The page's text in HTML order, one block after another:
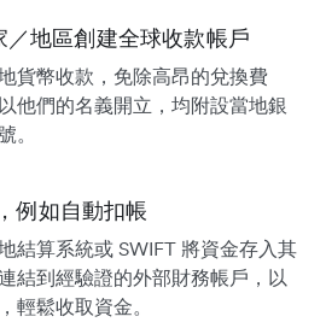
／地區創建全球收款帳戶
貨幣收款，免除高昂的兌換費
他們的名義開立，均附設當地銀
。
例如自動扣帳
結算系統或 SWIFT 將資金存入其
結到經驗證的外部財務帳戶，以
輕鬆收取資金。